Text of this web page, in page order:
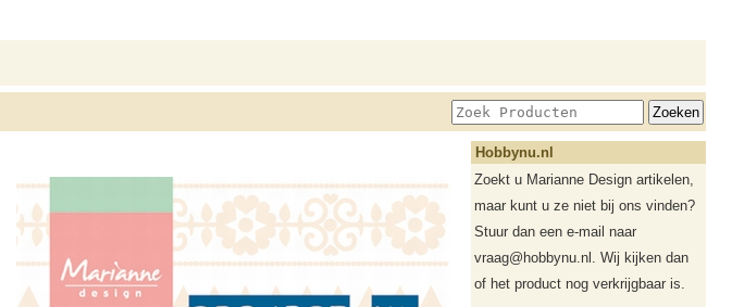
Hobbynu.nl
Zoekt u Marianne Design artikelen,
maar kunt u ze niet bij ons vinden?
Stuur dan een e-mail naar
vraag@hobbynu.nl. Wij kijken dan
of het product nog verkrijgbaar is.